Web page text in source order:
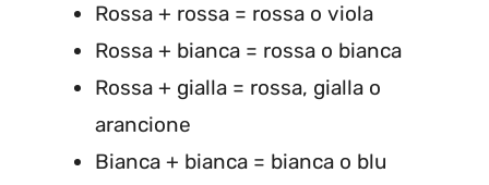
Rossa + rossa = rossa o viola
Rossa + bianca = rossa o bianca
Rossa + gialla = rossa, gialla o
arancione
Bianca + bianca = bianca o blu